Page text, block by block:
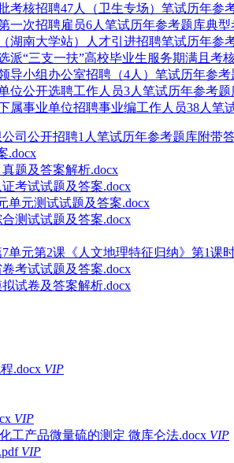
考核招聘47人（卫生专场）笔试历年参
一次招聘雇员6人笔试历年参考题库典
湖南大学站）人才引进招聘笔试历年参
派“三支一扶”高校毕业生服务期满且考
导小组办公室招聘（4人）笔试历年参
位公开选聘工作人员3人笔试历年参考
属事业单位招聘事业编工作人员38人笔
司公开招聘1人笔试历年参考题库附带
.docx
题及答案解析.docx
考试试题及答案.docx
单元测试试题及答案.docx
测试试题及答案.docx
单元第2课《人文地理特征归纳》第1课
考试试题及答案.docx
试卷及答案解析.docx
.docx VIP
VIP
工产品微量硫的测定 微库仑法.docx VIP
VIP